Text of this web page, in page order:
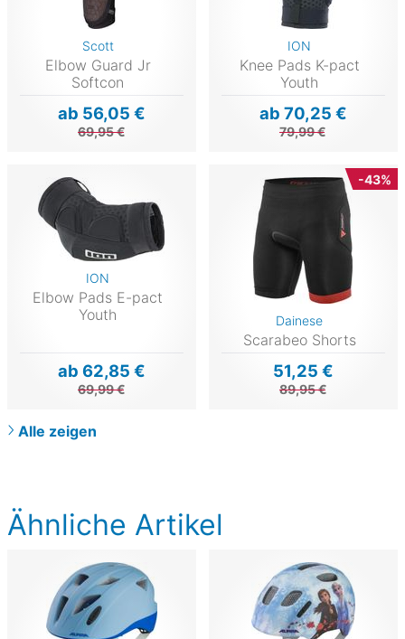
Ähnliche Artikel
Scott
Elbow Guard Jr
Softcon
ab 56,05 €
69,95 €
ION
Knee Pads K-pact
Youth
ab 70,25 €
79,99 €
ION
Elbow Pads E-pact
Youth
ab 62,85 €
69,99 €
-43%
Dainese
Scarabeo Shorts
51,25 €
89,95 €
Alle zeigen